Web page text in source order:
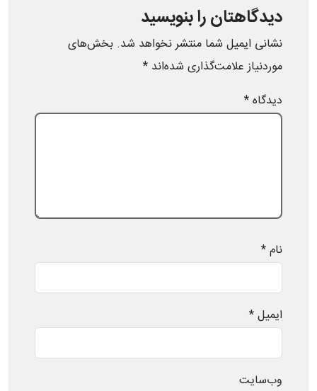
دیدگاهتان را بنویسید
نشانی ایمیل شما منتشر نخواهد شد. بخش‌های
موردنیاز علامت‌گذاری شده‌اند *
دیدگاه*
نام*
ایمیل*
وب‌سایت